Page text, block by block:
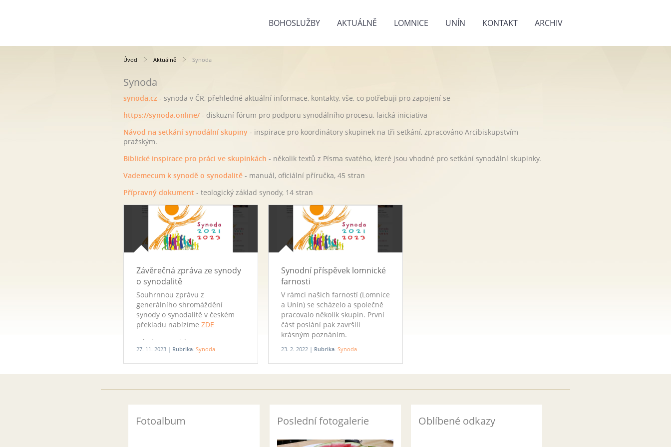
BOHOSLUŽBY AKTUÁLNĚ LOMNICE UNÍN KONTAKT ARCHIV
Úvod Aktuálně Synoda
Synoda
synoda.cz - synoda v ČR, přehledné aktuální informace, kontakty, vše, co potřebuji pro zapojení se
https://synoda.online/ - diskuzní fórum pro podporu synodálního procesu, laická iniciativa
Návod na setkání synodální skupiny - inspirace pro koordinátory skupinek na tři setkání, zpracováno Arcibiskupstvím
pražským.
Biblické inspirace pro práci ve skupinkách - několik textů z Písma svatého, které jsou vhodné pro setkání synodální skupinky.
Vademecum k synodě o synodalitě - manuál, oficiální příručka, 45 stran
Přípravný dokument - teologický základ synody, 14 stran
Závěrečná zpráva ze synody
o synodalitě
Souhrnnou zprávu z
generálního shromáždění
synody o synodalitě v českém
překladu nabízíme ZDE
Zdroj: www.cirkev.cz
27. 11. 2023 | Rubrika: Synoda
Synodní příspěvek lomnické
farnosti
V rámci našich farností (Lomnice
a Unín) se scházelo a společně
pracovalo několik skupin. První
část poslání pak završili
krásným poznáním.
23. 2. 2022 | Rubrika: Synoda
Fotoalbum Poslední fotogalerie Oblíbené odkazy